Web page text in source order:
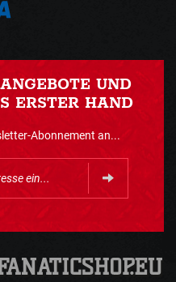
UND
ERSTER HAND
Abonnement an...